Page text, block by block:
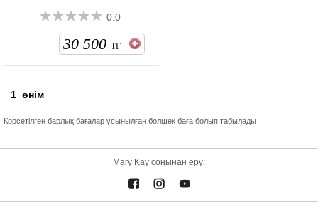
0.0
30 500 ТГ
1 өнім
Көрсетілген барлық бағалар ұсынылған бөлшек баға болып табылады
Mary Kay соңынан еру: